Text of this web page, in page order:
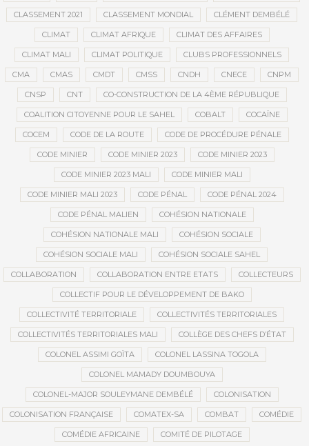
CLASSEMENT 2021 CLASSEMENT MONDIAL CLÉMENT DEMBÉLÉ
CLIMAT CLIMAT AFRIQUE CLIMAT DES AFFAIRES
CLIMAT MALI CLIMAT POLITIQUE CLUBS PROFESSIONNELS
CMA CMAS CMDT CMSS CNDH CNECE CNPM
CNSP CNT CO-CONSTRUCTION DE LA 4ÈME RÉPUBLIQUE
COALITION CITOYENNE POUR LE SAHEL COBALT COCAÏNE
COCEM CODE DE LA ROUTE CODE DE PROCÉDURE PÉNALE
CODE MINIER CODE MINIER 2023 CODE MINIER 2023
CODE MINIER 2023 MALI CODE MINIER MALI
CODE MINIER MALI 2023 CODE PÉNAL CODE PÉNAL 2024
CODE PÉNAL MALIEN COHÉSION NATIONALE
COHÉSION NATIONALE MALI COHÉSION SOCIALE
COHÉSION SOCIALE MALI COHÉSION SOCIALE SAHEL
COLLABORATION COLLABORATION ENTRE ETATS COLLECTEURS
COLLECTIF POUR LE DÉVELOPPEMENT DE BAKO
COLLECTIVITÉ TERRITORIALE COLLECTIVITÉS TERRITORIALES
COLLECTIVITÉS TERRITORIALES MALI COLLÈGE DES CHEFS D’ÉTAT
COLONEL ASSIMI GOÏTA COLONEL LASSINA TOGOLA
COLONEL MAMADY DOUMBOUYA
COLONEL-MAJOR SOULEYMANE DEMBÉLÉ COLONISATION
COLONISATION FRANÇAISE COMATEX-SA COMBAT COMÉDIE
COMÉDIE AFRICAINE COMITÉ DE PILOTAGE